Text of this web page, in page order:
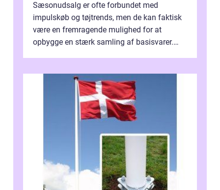
Sæsonudsalg er ofte forbundet med
impulskøb og tøjtrends, men de kan faktisk
være en fremragende mulighed for at
opbygge en stærk samling af basisvarer.